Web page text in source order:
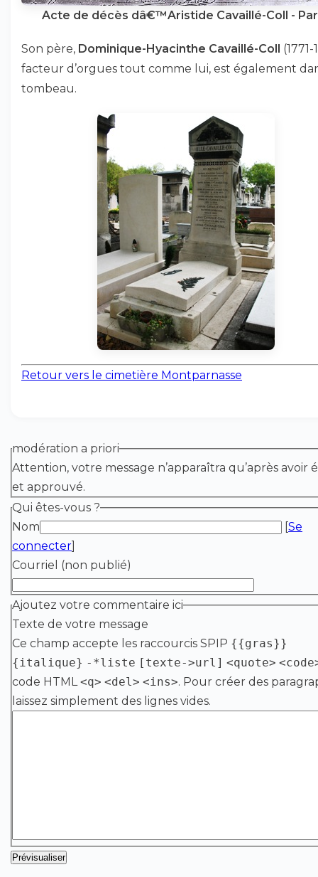
Acte de décès dâ€™Aristide Cavaillé-Coll -
Son père, Dominique-Hyacinthe Cavaillé-Coll
(1771-
facteur d’orgues tout comme lui, est également
tombeau.
Retour vers le cimetière Montparnasse
modération a priori
Attention, votre message n’apparaîtra qu’après avoir
et approuvé.
Qui êtes-vous ?
Nom
Se
connecter
Courriel (non publié)
Ajoutez votre commentaire ici
Texte de votre message
Ce champ accepte les raccourcis SPIP {{gras}}
{italique} -*liste [texte->url] <quote>
code HTML<q> <del> <ins>. Pour créer des
laissez simplement des lignes vides.